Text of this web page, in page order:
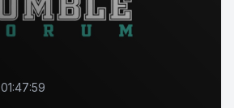
01:47:59